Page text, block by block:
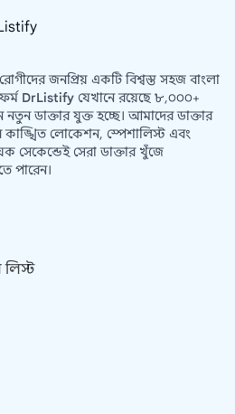
জনপ্রিয় একটি বিশ্বস্ত সহজ বাংলা
DrListify যেখানে রয়েছে ৮,০০০+
নতুন ডাক্তার যুক্ত হচ্ছে। আমাদের ডাক্তার
কাঙ্খিত লোকেশন, স্পেশালিস্ট এবং
সেকেন্ডেই সেরা ডাক্তার খুঁজে
পারেন।
লিস্ট